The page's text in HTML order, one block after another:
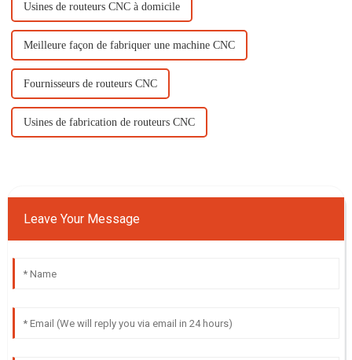
Usines de routeurs CNC à domicile
Meilleure façon de fabriquer une machine CNC
Fournisseurs de routeurs CNC
Usines de fabrication de routeurs CNC
Leave Your Message